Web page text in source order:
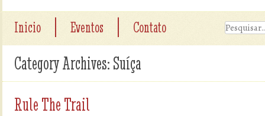
Inicio Eventos Contato
Category Archives:Suíça
Rule The Trail